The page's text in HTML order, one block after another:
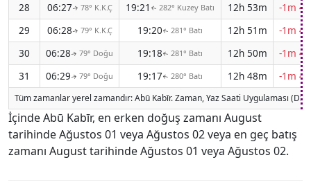
28
06:27↑ 78° K.K.Ç 19:21 ↑ 282° Kuzey Batı 12h 53m
-1m
29
06:28↑ 79° K.K.Ç 19:20↑ 281° Batı 12h 51m
-1m
30
06:28↑ 79° Doğu 19:18↑ 281° Batı 12h 50m
-1m
31
06:29↑ 79° Doğu 19:17↑ 280° Batı 12h 48m -1m
Tüm zamanlar yerel zamandır: Abū Kabīr. Zaman, Yaz Saati Uygulaması
İçinde Abū Kabīr, en erken doğuş zamanı August
tarihinde Ağustos 01 veya Ağustos 02 veya en geç batış
zamanı August tarihinde Ağustos 01 veya Ağustos 02.